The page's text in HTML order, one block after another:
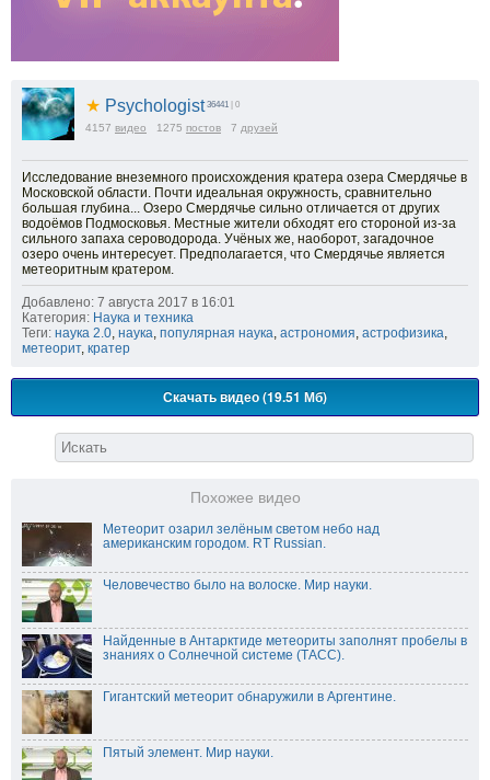
★ Psychologist 36441 | 0
4157 видео 1275 постов 7 друзей
Исследование внеземного происхождения кратера озера Смердячье в
Московской области. Почти идеальная окружность, сравнительно
большая глубина... Озеро Смердячье сильно отличается от других
водоёмов Подмосковья. Местные жители обходят его стороной из-за
сильного запаха сероводорода. Учёных же, наоборот, загадочное
озеро очень интересует. Предполагается, что Смердячье является
метеоритным кратером.
Добавлено: 7 августа 2017 в 16:01
Категория: Наука и техника
Теги: наука 2.0, наука, популярная наука, астрономия, астрофизика,
метеорит, кратер
Скачать видео (19.51 Мб)
Похожее видео
Метеорит озарил зелёным светом небо над
американским городом. RT Russian.
Человечество было на волоске. Мир науки.
Найденные в Антарктиде метеориты заполнят пробелы в
знаниях о Солнечной системе (ТАСС).
Гигантский метеорит обнаружили в Аргентине.
Пятый элемент. Мир науки.